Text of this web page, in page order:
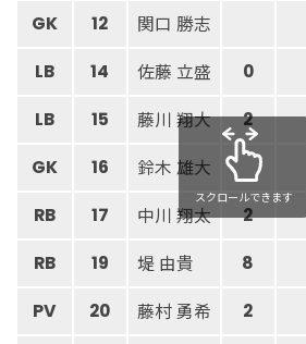
GK 12 関口 勝志
LB 14 佐藤 立盛 0
LB 15 藤川 翔大 2
GK 16 鈴木 雄大
RB 17 中川 翔太 2
RB 19 堤 由貴 8
PV 20 藤村 勇希 2
スクロールできます